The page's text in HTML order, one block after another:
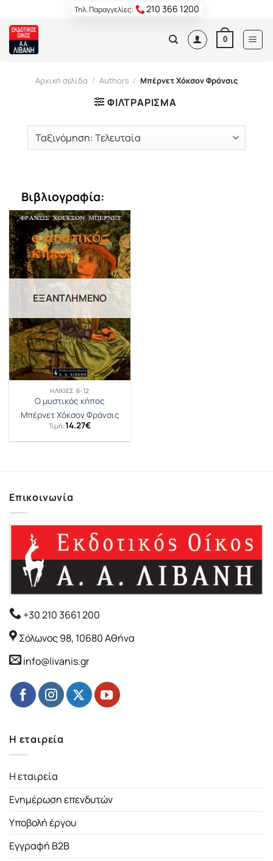
content
Τηλ. Παραγγελίες: 210 366 1200
0
Αρχική σελίδα / Authors / Μπέρνετ Χόκσον Φράνσις
ΦΙΛΤΡΆΡΙΣΜΑ
Βιβλιογραφία:
ΕΞΑΝΤΛΗΜΈΝΟ
ΗΛΙΚΊΕΣ 6-12
Ο μυστικός κήπος
Μπέρνετ Χόκσον Φράνσις
Τιμή: 14.27€
Επικοινωνία
+30 210 3661 200
Σόλωνος 98, 10680 Αθήνα
info@livanis.gr
Η εταιρεία
Η εταιρεία
Ενημέρωση επενδυτών
Υποβολή έργου
Εγγραφή B2B